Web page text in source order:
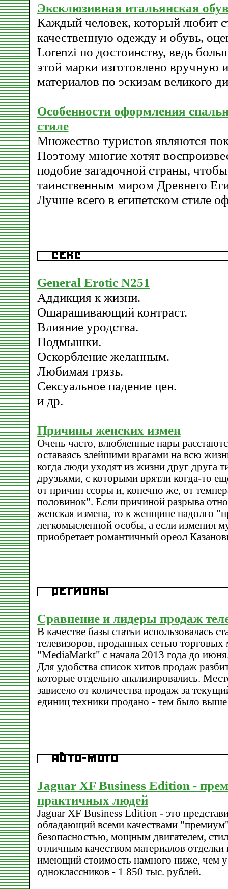
Эксклюзивная итальянская
Каждый человек, который любит
качественную одежду и обувь,
Lorenzi по достоинству, ведь
этой марки изготовлено вручную
материалов по эскизам великого
Особенности оформления
стиле
Множество туристов являются
Поэтому многие хотят
подобие загадочной страны,
таинственным миром Древнего
Лучше всего в египетском стиле
General Erotic N251
Аддикция к жизни.
Ошарашивающий контраст.
Влияние уродства.
Подмышки.
Оскорбление желанным.
Любимая грязь.
Сексуальное падение цен.
и др.
Причины женских измен
Очень часто, влюбленные пары
оставаясь злейшими врагами на всю
когда люди уходят из жизни друг друга
друзьями, с которыми врятли когда-то
от причин ссоры и, конечно же, от
половинок". Если причиной разрыва
женская измена, то к женщине надолго
легкомысленной особы, а если изменил
приобретает романтичный ореол
Сравнение и лидеры продаж
В качестве базы статьи использовалась
телевизоров, проданных сетью
"MediaMarkt" с начала 2013 года до
Для удобства список хитов продаж
которые отдельно анализировались.
зависело от количества продаж за
единиц техники продано - тем было выше
Jaguar XF Business Edition -
практичных людей
Jaguar XF Business Edition - это
обладающий всеми качествами
безопасностью, мощным двигателем,
отличным качеством материалов
имеющий стоимость намного ниже, чем
одноклассников - 1 850 тыс. рублей.